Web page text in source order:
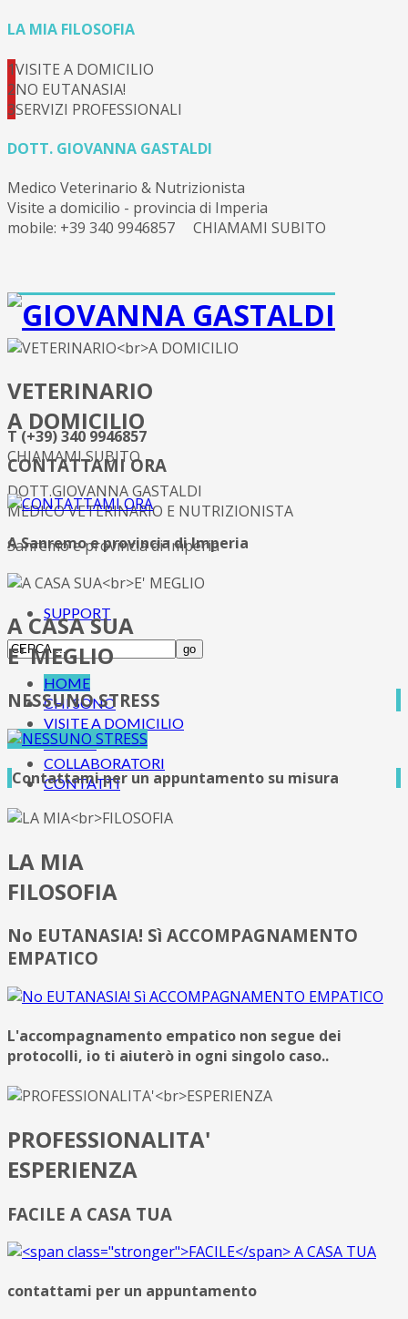
LA MIA FILOSOFIA
1VISITE A DOMICILIO
2NO EUTANASIA!
3SERVIZI PROFESSIONALI
DOTT. GIOVANNA GASTALDI
Medico Veterinario & Nutrizionista
Visite a domicilio - provincia di Imperia
mobile: +39 340 9946857 CHIAMAMI SUBITO
T (+39) 340 9946857
CHIAMAMI SUBITO
DOTT.GIOVANNA GASTALDI
MEDICO VETERINARIO E NUTRIZIONISTA
Sanremo e provincia di Imperia
SUPPORT
HOME
CHI SONO
VISITE A DOMICILIO
SERVIZI
COLLABORATORI
CONTATTI
VETERINARIO
A DOMICILIO
CONTATTAMI ORA
A Sanremo e provincia di Imperia
A CASA SUA
E' MEGLIO
NESSUNO STRESS
Contattami per un appuntamento su misura
LA MIA
FILOSOFIA
No EUTANASIA! Sì ACCOMPAGNAMENTO
EMPATICO
L'accompagnamento empatico non segue dei
protocolli, io ti aiuterò in ogni singolo caso..
PROFESSIONALITA'
ESPERIENZA
FACILE A CASA TUA
contattami per un appuntamento